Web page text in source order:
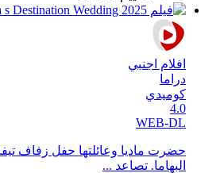
افلام اجنبي
دراما
كوميدي
4.0
WEB-DL
حضرت ماديا وعائلتها حفل زفاف
البهاما. تصاعد ...